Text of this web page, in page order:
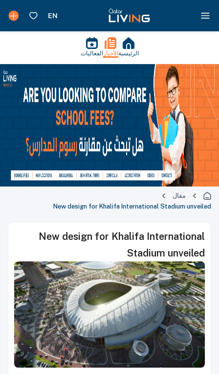
الرئيسية الأخبار الفعاليات
مقال
New design for Khalifa International Stadium unveiled
New design for Khalifa International
Stadium unveiled